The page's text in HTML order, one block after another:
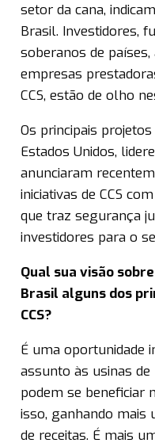
setor da cana,
Brasil. Investidores,
soberanos de
empresas
CCS, estão de olho
Os principais
Estados Unidos,
anunciaram
iniciativas de CCS
que traz segurança
investidores para o
Qual sua visão
Brasil alguns dos
CCS?
É uma oportunidade
assunto às usinas de
podem se beneficiar
isso, ganhando mais
de receitas. É mais